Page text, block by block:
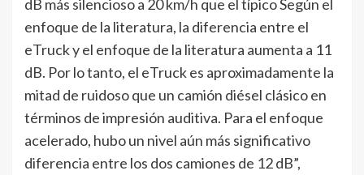
dB más silencioso a 20 km/h que el típico Según el
enfoque de la literatura, la diferencia entre el
eTruck y el enfoque de la literatura aumenta a 11
dB. Por lo tanto, el eTruck es aproximadamente la
mitad de ruidoso que un camión diésel clásico en
términos de impresión auditiva. Para el enfoque
acelerado, hubo un nivel aún más significativo
diferencia entre los dos camiones de 12 dB”,